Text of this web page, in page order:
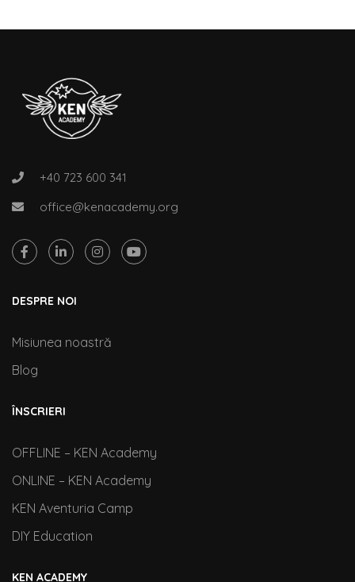
+40 723 600 341
office@kenacademy.org
DESPRE NOI
Misiunea noastră
Blog
ÎNSCRIERI
OFFLINE – KEN Academy
ONLINE – KEN Academy
KEN Aventuria Camp
DIY Education
KEN ACADEMY